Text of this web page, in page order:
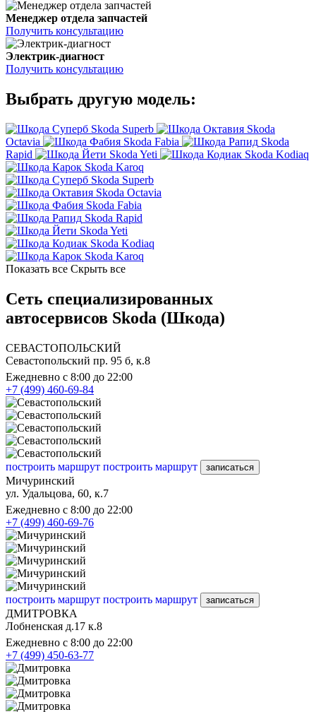
Менеджер отдела запчастей
Получить консультацию
Электрик-диагност
Получить консультацию
Выбрать другую модель:
Skoda Superb
Skoda
Octavia
Skoda Fabia
Skoda
Rapid
Skoda Yeti
Skoda Kodiaq
Skoda Karoq
Skoda Superb
Skoda Octavia
Skoda Fabia
Skoda Rapid
Skoda Yeti
Skoda Kodiaq
Skoda Karoq
Показать все Скрыть все
Сеть специализированных
автосервисов Skoda (Шкода)
СЕВАСТОПОЛЬСКИЙ
Севастопольский пр. 95 б, к.8
Ежедневно с 8:00 до 22:00
+7 (499) 460-69-84
построить маршрут построить маршрут записаться
Мичуринский
ул. Удальцова, 60, к.7
Ежедневно с 8:00 до 22:00
+7 (499) 460-69-76
построить маршрут построить маршрут записаться
ДМИТРОВКА
Лобненская д.17 к.8
Ежедневно с 8:00 до 22:00
+7 (499) 450-63-77